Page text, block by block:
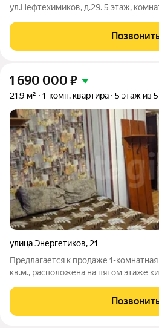
ул.Нефтехимиков, д.29. 5 этаж,
рaздельный. Квapтиpa тёплая, не
Докумeнты
1 690 000 ₽
21,9 м² 1-комн. квартира 5 этаж из 5
улица Энергетиков, 21
Предлагается к продаже 1-
кв.м., расположена на пятом этаже
планировкой: изолированная
санузел с исправной